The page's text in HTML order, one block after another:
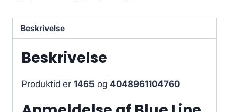
Beskrivelse
Beskrivelse
Produktid er 1465 og 4048961104760